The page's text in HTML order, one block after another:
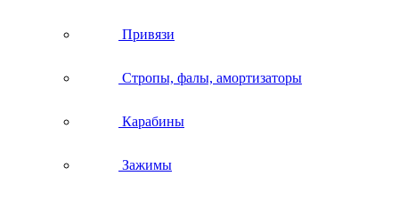
Привязи
Стропы, фалы, амортизаторы
Карабины
Зажимы